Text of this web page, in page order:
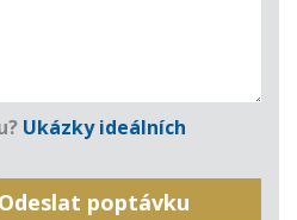
Ukázky ideálních